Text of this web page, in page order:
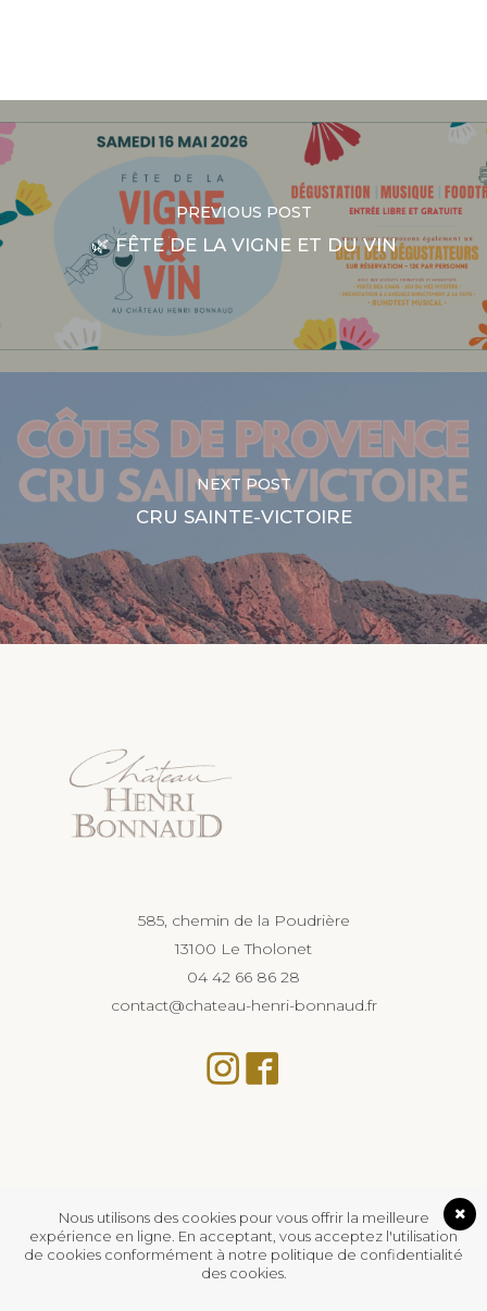
PREVIOUS POST
🌿 FÊTE DE LA VIGNE ET DU VIN
NEXT POST
CRU SAINTE-VICTOIRE
585, chemin de la Poudrière
13100 Le Tholonet
04 42 66 86 28
contact@chateau-henri-bonnaud.fr
L’abus d’alcool est dangereux pour la santé, à
Nous utilisons des cookies pour vous offrir la meilleure
expérience en ligne. En acceptant, vous acceptez l'utilisation
de cookies conformément à notre politique de confidentialité
des cookies.